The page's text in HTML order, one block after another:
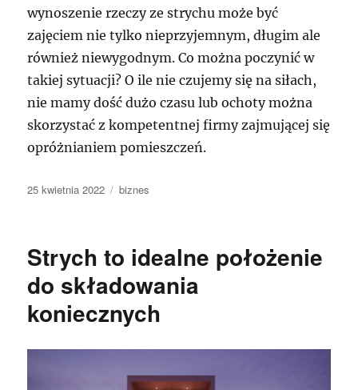
wynoszenie rzeczy ze strychu może być
zajęciem nie tylko nieprzyjemnym, długim ale
również niewygodnym. Co można poczynić w
takiej sytuacji? O ile nie czujemy się na siłach,
nie mamy dość dużo czasu lub ochoty można
skorzystać z kompetentnej firmy zajmującej się
opróżnianiem pomieszczeń.
Data
25 kwietnia 2022 Kategorie
biznes
Strych to idealne położenie
do składowania
koniecznych